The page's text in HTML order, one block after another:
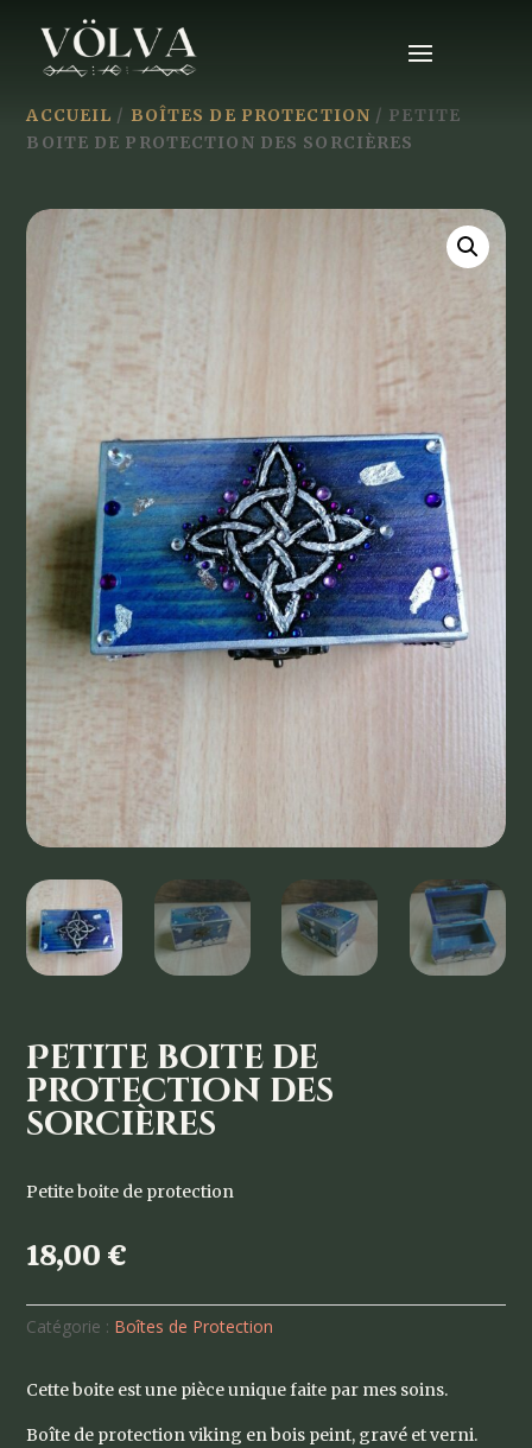
ACCUEIL / BOÎTES DE PROTECTION / PETITE
BOITE DE PROTECTION DES SORCIÈRES
Petite boite de
protection des
sorcières
Petite boite de protection
18,00 €
Catégorie : Boîtes de Protection
Cette boite est une pièce unique faite par mes soins.
Boîte de protection viking en bois peint, gravé et verni.